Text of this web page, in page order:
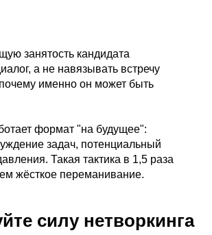
занятость кандидата
а не навязывать встречу
именно он может быть
формат "на будущее":
задач, потенциальный
Такая тактика в 1,5 раза
жёсткое переманивание.
силу нетворкинга